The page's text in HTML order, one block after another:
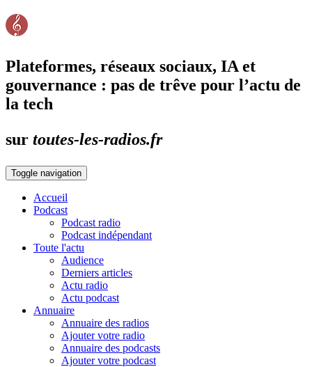
Plateformes, réseaux sociaux, IA et
gouvernance : pas de trêve pour l’actu de
la tech
sur toutes-les-radios.fr
Toggle navigation
Accueil
Podcast
Podcast radio
Podcast indépendant
Toute l'actu
Audience
Derniers articles
Actu radio
Actu podcast
Annuaire
Annuaire des radios
Ajouter votre radio
Annuaire des podcasts
Ajouter votre podcast